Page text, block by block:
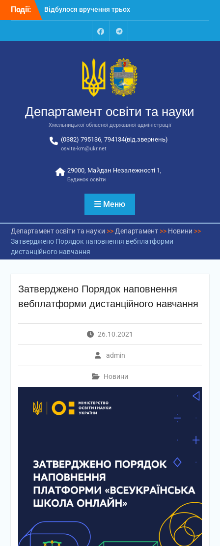
Перейти
Події:
Відбулося вручення трьох
автобусів для потреб
Відбулося засідання
освіти та науки обласної
державної адміністрації
Відбулась обласна
національно-патріотичне
виховання
FacebookTalegram
Департамент освіти та науки
Хмельницької обласної державної адміністрації
(0382) 795136, 794134(від.звернень)
osvita-km@ukr.net
29000, Майдан Незалежності 1,
Будинок освіти
Меню
Департамент освіти та науки >> Департамент>> Новини >>
Затверджено Порядок наповнення вебплатформи
дистанційного навчання
Затверджено Порядок наповнення
вебплатформи дистанційного навчання
26.10.2021
admin
Новини